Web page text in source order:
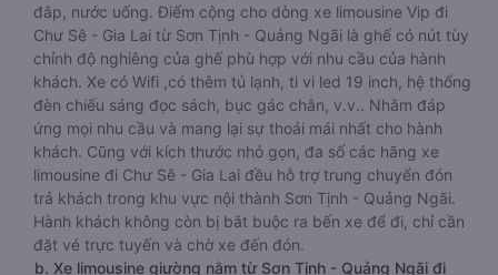
đắp, nước uống. Điểm cộng cho dòng xe limousine Vip đi
Chư Sê - Gia Lai từ Sơn Tịnh - Quảng Ngãi là ghế có nút tùy
chỉnh độ nghiêng của ghế phù hợp với nhu cầu của hành
khách. Xe có Wifi ,có thêm tủ lạnh, ti vi led 19 inch, hệ thống
đèn chiếu sáng đọc sách, bục gác chân, v.v.. Nhằm đáp
ứng mọi nhu cầu và mang lại sự thoải mái nhất cho hành
khách. Cũng với kích thước nhỏ gọn, đa số các hãng xe
limousine đi Chư Sê - Gia Lai đều hỗ trợ trung chuyển đón
trả khách trong khu vực nội thành Sơn Tịnh - Quảng Ngãi.
Hành khách không còn bị bắt buộc ra bến xe để đi, chỉ cần
đặt vé trực tuyến và chờ xe đến đón.
b. Xe limousine giường nằm từ Sơn Tịnh - Quảng Ngãi đi